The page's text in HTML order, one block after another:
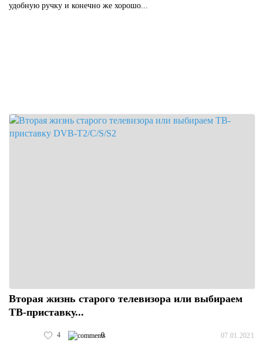
удобную ручку и конечно же хорошо...
Вторая жизнь старого телевизора или выбираем
ТВ-приставку...
4 0 07.01.2021